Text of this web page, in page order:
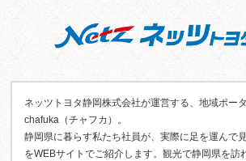
ネッツトヨタ静岡株式会社が運営する、地域ポー
chafuka（チャフカ）。
静岡県に暮らす私たち社員が、実際に足を運んで
をWEBサイトでご紹介します。観光で静岡県を訪